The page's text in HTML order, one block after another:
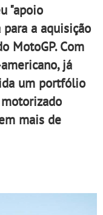
"apoio
a aquisição
MotoGP. Com
já
um portfólio
mais de